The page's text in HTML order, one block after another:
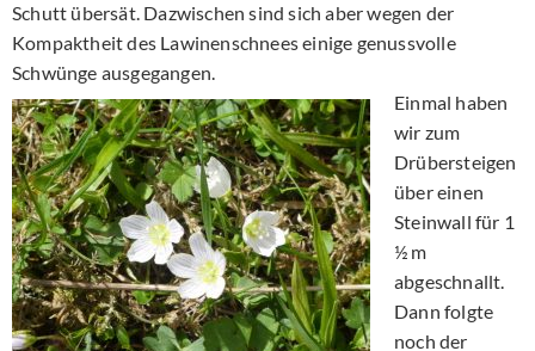
Schutt übersät. Dazwischen sind sich aber wegen der
Kompaktheit des Lawinenschnees einige genussvolle
Schwünge ausgegangen.
Einmal haben
wir zum
Drübersteigen
über einen
Steinwall für 1
½ m
abgeschnallt.
Dann folgte
noch der